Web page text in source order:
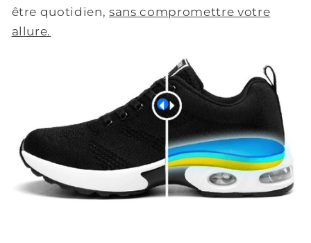
être quotidien,sans compromettre votre
allure.